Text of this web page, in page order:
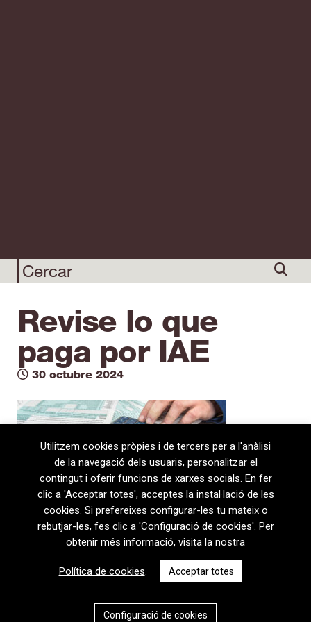
Revise lo que
paga por IAE
30 octubre 2024
08720 Vilafranca del Penedès · General Prim 5, 2n · Barcelona
T+34 938 170 417 ·
+34 938 170 301
Política de privacitat|Política de cookies
Utilitzem cookies pròpies i de tercers per a l'anàlisi
de la navegació dels usuaris, personalitzar el
contingut i oferir funcions de xarxes socials. En fer
clic a 'Acceptar totes', acceptes la instal·lació de les
cookies. Si prefereixes configurar-les tu mateix o
rebutjar-les, fes clic a 'Configuració de cookies'. Per
obtenir més informació, visita la nostra
Política de cookies. Acceptar totes
Configuració de cookies